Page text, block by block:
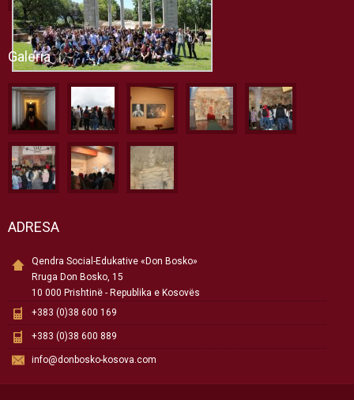
Galeria
ADRESA
Qendra Social-Edukative «Don Bosko»
Rruga Don Bosko, 15
10 000 Prishtinë - Republika e Kosovës
+383 (0)38 600 169
+383 (0)38 600 889
info@donbosko-kosova.com